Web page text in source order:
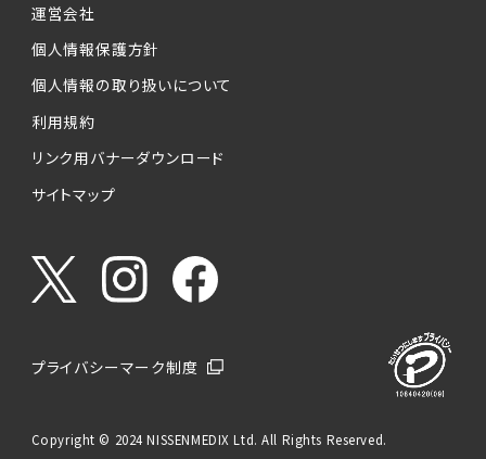
運営会社
個人情報保護方針
個人情報の取り扱いについて
利用規約
リンク用バナーダウンロード
サイトマップ
プライバシーマーク制度
Copyright © 2024 NISSENMEDIX Ltd. All Rights Reserved.